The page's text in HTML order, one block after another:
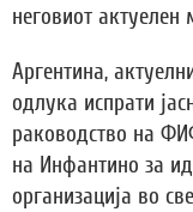
неговиот
Аргентина,
одлука испрати
раководство на
на Инфантино за
организација во